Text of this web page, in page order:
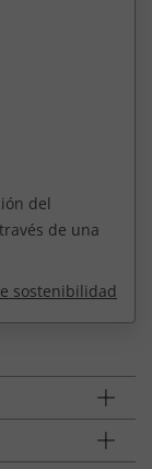
del
de una
sostenibilidad